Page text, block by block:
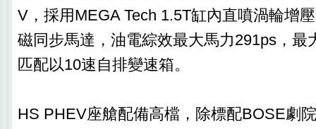
V，採用MEGA Tech 1.5T缸內直噴渦輪增
磁同步馬達，油電綜效最大馬力291ps，最
匹配以10速自排變速箱。
HS PHEV座艙配備高檔，除標配BOSE劇